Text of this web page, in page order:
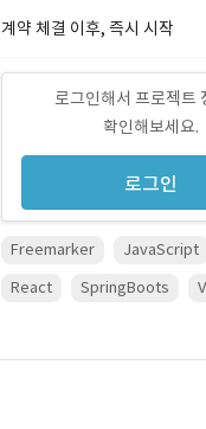
계약 체결 이후, 즉시 시작
로그인해서 프로젝트
확인해보세요.
로그인
Freemarker JavaScript
React
SpringBoots